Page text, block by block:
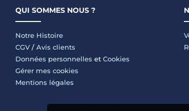
QUI SOMMES NOUS ?
Notre Histoire
CGV / Avis clients
Données personnelles et Cookies
Gérer mes cookies
Mentions légales